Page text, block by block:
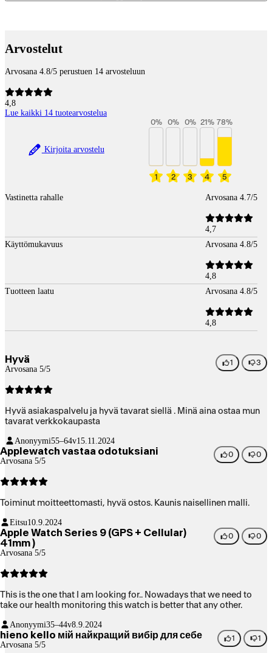
Arvostelut
Arvosana 4.8/5 perustuen 14 arvosteluun
4,8
Lue kaikki 14 tuotearvostelua
Kirjoita arvostelu
1
0%
2
0%
3
0%
4
21%
5
78%
Vastinetta rahalle Arvosana 4.7/5
4,7
Käyttömukavuus
Arvosana 4.8/5
4,8
Tuotteen laatu
Arvosana 4.8/5
4,8
Hyvä
Arvosana 5/5
1 3
Hyvä asiakaspalvelu ja hyvä tavarat siellä . Minä aina ostaa mun
tavarat verkkokaupasta
Anonyymi55–64v15.11.2024
Applewatch vastaa odotuksiani
Arvosana 5/5
0 0
Toiminut moitteettomasti, hyvä ostos. Kaunis naisellinen malli.
Eitsu10.9.2024
Apple Watch Series 9 (GPS + Cellular)
41mm )
Arvosana 5/5
0 0
This is the one that I am looking for.. Nowadays that we need to
take our health monitoring this watch is better that any other.
Anonyymi35–44v8.9.2024
hieno kello мій найкращий вибір для себе
Arvosana 5/5
1 1